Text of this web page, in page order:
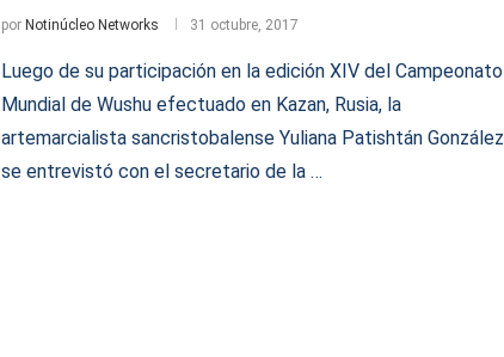
por Notinúcleo Networks 31 octubre, 2017
Luego de su participación en la edición XIV del Campeonato
Mundial de Wushu efectuado en Kazan, Rusia, la
artemarcialista sancristobalense Yuliana Patishtán González
se entrevistó con el secretario de la …